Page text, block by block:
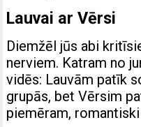
Lauvai ar Vērsi
Diemžēl jūs abi
nerviem. Katram no
vidēs: Lauvām patīk
grupās, bet Vērsim
piemēram,